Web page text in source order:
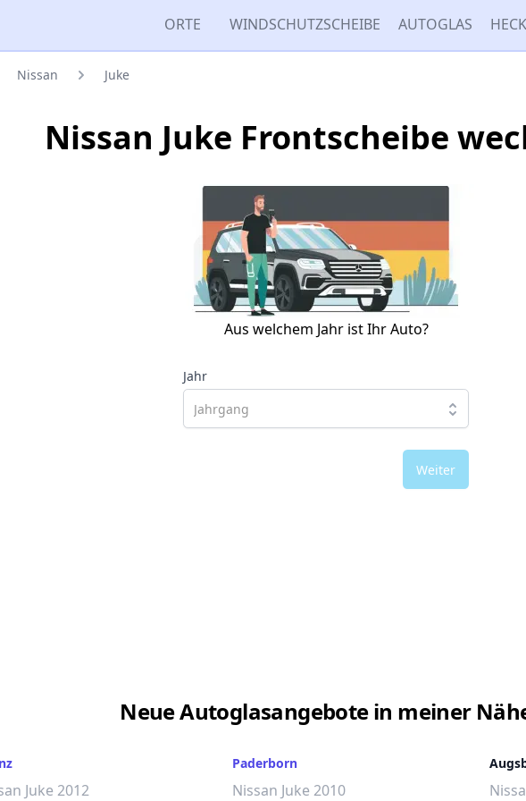
ORTE WINDSCHUTZSCHEIBE AUTOGLAS
Nissan Juke
Nissan Juke Frontscheibe
Aus welchem Jahr ist Ihr Auto?
Jahr
Weiter
Neue Autoglasangebote in meiner
Juke 2012
Paderborn
Nissan Juke 2010